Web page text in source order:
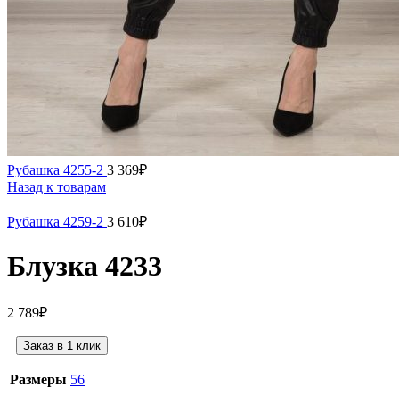
Рубашка 4255-2 3 369₽
Назад к товарам
Рубашка 4259-2 3 610₽
Блузка 4233
2 789₽
Заказ в 1 клик
Размеры 56